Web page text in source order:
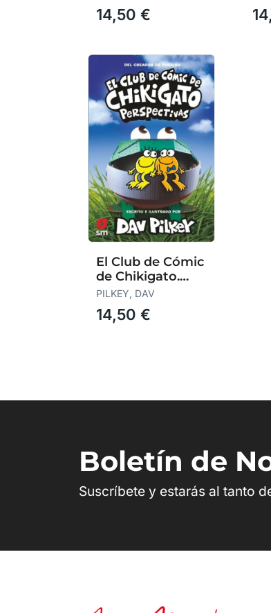
14,50 €
El Club de Cómic
de Chikigato.
Perspectivas
PILKEY, DAV
14,50 €
Boletín de
Suscríbete y estarás al tanto